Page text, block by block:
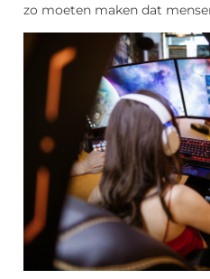
zo moeten maken dat